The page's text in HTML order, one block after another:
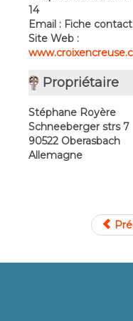
14
Email : Fiche contact
Site Web :
Propriétaire
Stéphane Royère
Schneeberger strs 7
90522 Oberasbach
Allemagne